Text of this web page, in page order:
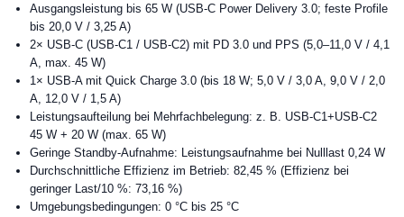
Ausgangsleistung bis 65 W (USB-C Power Delivery 3.0; feste Profile
bis 20,0 V / 3,25 A)
2× USB-C (USB-C1 / USB-C2) mit PD 3.0 und PPS (5,0–11,0 V / 4,1
A, max. 45 W)
1× USB-A mit Quick Charge 3.0 (bis 18 W; 5,0 V / 3,0 A, 9,0 V / 2,0
A, 12,0 V / 1,5 A)
Leistungsaufteilung bei Mehrfachbelegung: z. B. USB-C1+USB-C2
45 W + 20 W (max. 65 W)
Geringe Standby-Aufnahme: Leistungsaufnahme bei Nulllast 0,24 W
Durchschnittliche Effizienz im Betrieb: 82,45 % (Effizienz bei
geringer Last/10 %: 73,16 %)
Umgebungsbedingungen: 0 °C bis 25 °C